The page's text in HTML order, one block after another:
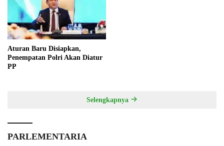
Aturan Baru Disiapkan,
Penempatan Polri Akan Diatur
PP
Selengkapnya
PARLEMENTARIA